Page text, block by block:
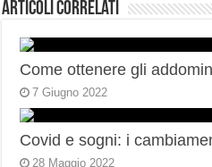
Articoli correlati
Come ottenere gli
7 Giugno 2022
Covid e sogni: i
28 Maggio 2022